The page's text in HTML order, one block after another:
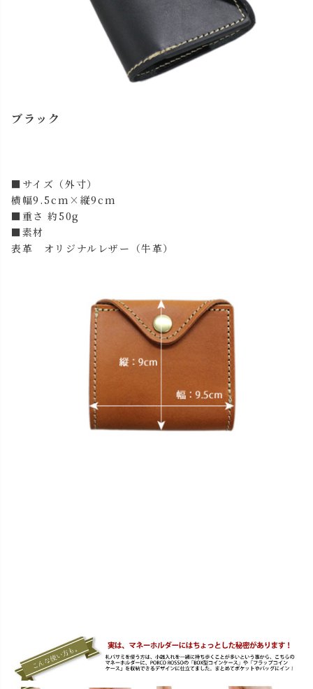
で】
(
必
)
名入れ文字はご購入手続きの途中に出てくる「通信欄」に
ご記入ください。
キャメル
残りわずか
カートに入れる
チョコ
残りわずか
カートに入れる
レッド
残りわずか
カートに入れる
ブラック
ブラック
■サイズ（外寸）
横幅9.5cm×縦9cm
■重さ 約50g
■素材
表革 オリジナルレザー（牛革）